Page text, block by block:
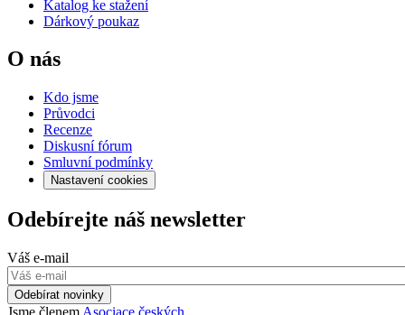
Katalog ke stažení
Dárkový poukaz
O nás
Kdo jsme
Průvodci
Recenze
Diskusní fórum
Smluvní podmínky
Nastavení cookies
Odebírejte náš newsletter
Váš e-mail
Odebírat novinky